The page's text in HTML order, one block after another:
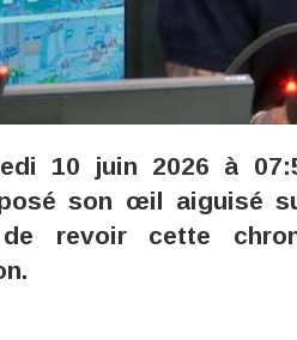
10 juin 2026 à
son œil aiguisé
revoir cette